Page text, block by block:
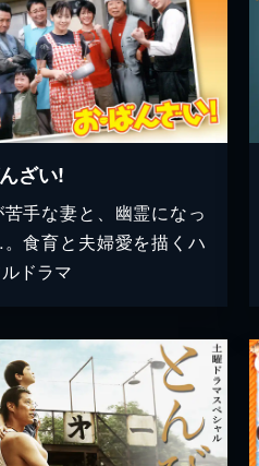
ざい!
手な妻と、幽霊になっ
食育と夫婦愛を描くハ
ドラマ